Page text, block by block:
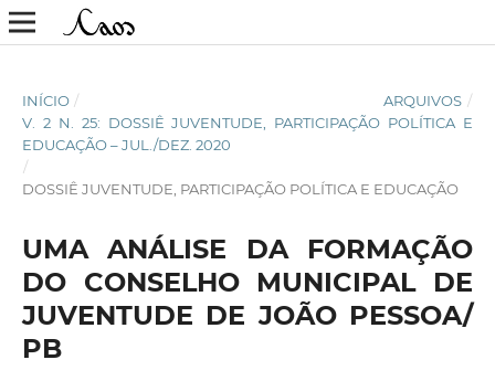
INÍCIO / ARQUIVOS /
V. 2 N. 25: DOSSIÊ JUVENTUDE, PARTICIPAÇÃO POLÍTICA E
EDUCAÇÃO – JUL./DEZ. 2020
/
DOSSIÊ JUVENTUDE, PARTICIPAÇÃO POLÍTICA E EDUCAÇÃO
UMA ANÁLISE DA FORMAÇÃO
DO CONSELHO MUNICIPAL DE
JUVENTUDE DE JOÃO PESSOA/
PB